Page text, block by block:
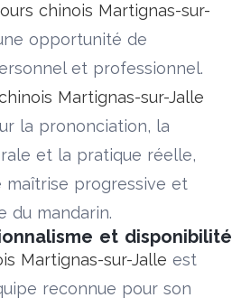
chinois Martignas-sur-
opportunité de
et professionnel.
Martignas-sur-Jalle
la prononciation, la
et la pratique réelle,
maîtrise progressive et
du mandarin.
et disponibilité
Martignas-sur-Jalle est
reconnue pour son